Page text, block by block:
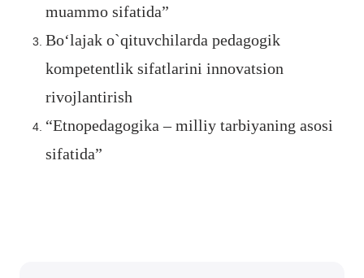
muammo sifatida”
Bo‘lajak o`qituvchilarda pedagogik
kompetentlik sifatlarini innovatsion
rivojlantirish
“Etnopedagogika – milliy tarbiyaning asosi
sifatida”